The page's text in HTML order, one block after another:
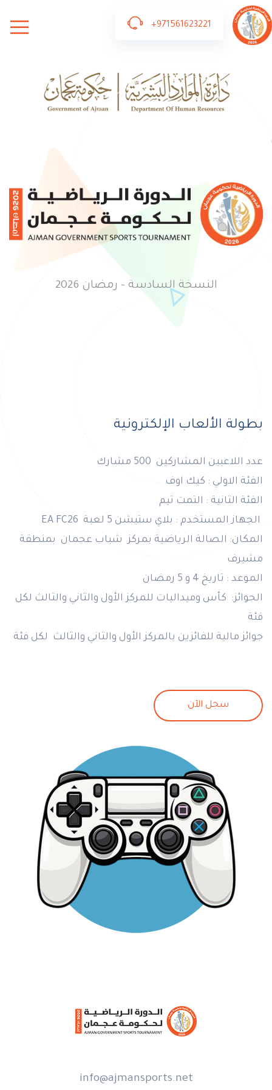
+971561623221
النسخة السادسة - رمضان 2026
بطولة الألعاب الإلكترونية
عدد اللاعبين المشاركين 500 مشارك
الفئة الاولي : كيك اوف
الفئة الثانية : التمت تيم
الجهاز المستخدم : بلاي ستيشن 5 لعبة EA FC26
المكان: الصالة الرياضية بمركز شباب عجمان بمنطقة
مشيرف
الموعد : تاريخ 4 و 5 رمضان
الجوائز: كأس وميداليات للمركز الأول والثاني والثالث لكل
فئة
جوائز مالية للفائزين بالمركز الأول والثاني والثالث لكل فئة
سجل الآن
info@ajmansports.net